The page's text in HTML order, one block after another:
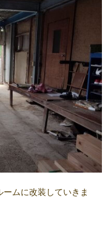
ムに改装していきま